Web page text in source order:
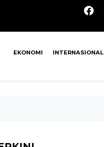
EKONOMI INTERNASIONAL